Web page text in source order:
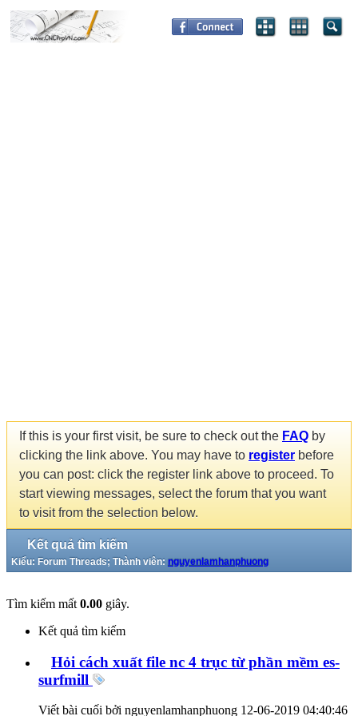
If this is your first visit, be sure to check out the FAQ by
clicking the link above. You may have to register before
you can post: click the register link above to proceed. To
start viewing messages, select the forum that you want
to visit from the selection below.
Kết quả tìm kiếm
Kiểu: Forum Threads; Thành viên: nguyenlamhanphuong
Tìm kiếm mất 0.00 giây.
Kết quả tìm kiếm
Hỏi cách xuất file nc 4 trục từ phần mềm es-
surfmill
Viết bài cuối bởi nguyenlamhanphuong 12-06-2019 04:40:46